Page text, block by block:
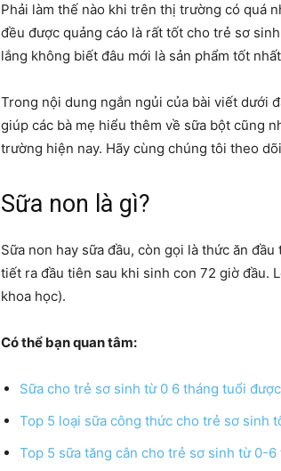
Phải làm thế nào khi trên thị trường có quá
đều được quảng cáo là rất tốt cho trẻ sơ
lắng không biết đâu mới là sản phẩm tốt
Trong nội dung ngắn ngủi của bài viết dưới
giúp các bà mẹ hiểu thêm về sữa bột cũng
trường hiện nay. Hãy cùng chúng tôi theo
Sữa non là gì?
Sữa non hay sữa đầu, còn gọi là thức ăn
tiết ra đầu tiên sau khi sinh con 72 giờ đầu.
khoa học).
Có thể bạn quan tâm:
Sữa cho trẻ sơ sinh từ 0 6 tháng tuổi
Top 5 loại sữa công thức cho trẻ sơ sinh
Top 5 sữa tăng cân cho trẻ sơ sinh từ 0-6